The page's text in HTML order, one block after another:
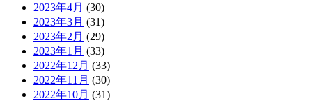
2023年4月 (30)
2023年3月 (31)
2023年2月 (29)
2023年1月 (33)
2022年12月 (33)
2022年11月 (30)
2022年10月 (31)